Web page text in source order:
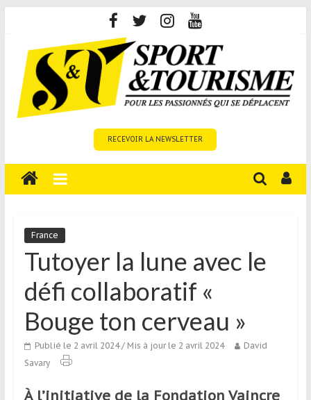
content
Tourisme
est
média
sur
tourisme
sportif
qui
aux
voyageurs
ponctuels
RECEVOIR LA NEWSLETTER
France
Tutoyer la lune avec le
défi collaboratif «
Bouge ton cerveau »
Publié le 2 avril 2024/ Mis à jour le 2 avril 2024
David
Savary
À l’initiative de la Fondation Vaincre